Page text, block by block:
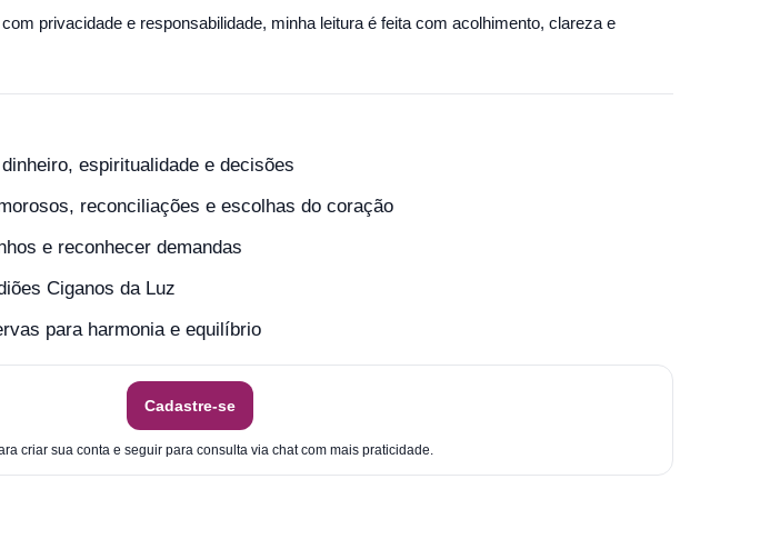
privacidade e responsabilidade, minha leitura é feita com acolhimento, clareza e
espiritualidade e decisões
reconciliações e escolhas do coração
e reconhecer demandas
Ciganos da Luz
para harmonia e equilíbrio
Cadastre-se
criar sua conta e seguir para consulta via chat com mais praticidade.